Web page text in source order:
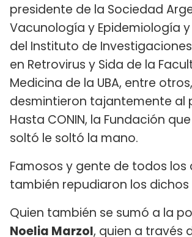
presidente de la Sociedad
Vacunología y Epidemiología
del Instituto de
en Retrovirus y Sida de la
Medicina de la UBA, entre otros,
desmintieron tajantemente al
Hasta CONIN, la Fundación
soltó le soltó la mano.
Famosos y gente de todos los
también repudiaron los dichos
Quien también se sumó a la
Noelia Marzol, quien a través